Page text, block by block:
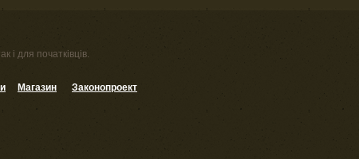
і для початківців.
Магазин Законопроект